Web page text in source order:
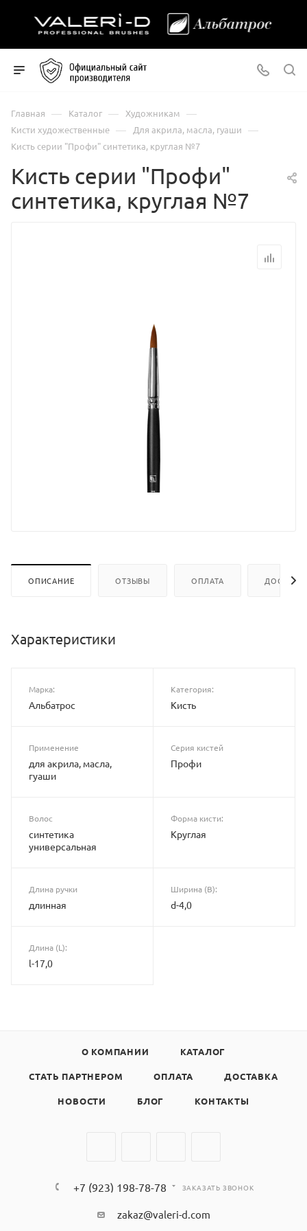
Главная — Каталог — Художникам —
Кисти художественные — Для акрила, масла, гуаши —
Кисть серии "Профи" синтетика, круглая №7
Кисть серии "Профи"
синтетика, круглая №7
ОПИСАНИЕ ОТЗЫВЫ ОПЛАТА
Характеристики
Марка:
Альбатрос
Категория:
Кисть
Применение
для акрила, масла,
гуаши
Серия кистей
Профи
Волос
синтетика
универсальная
Форма кисти:
Круглая
Длина ручки
длинная
Ширина (B):
d-4,0
Длина (L):
l-17,0
О КОМПАНИИ КАТАЛОГ
СТАТЬ ПАРТНЕРОМ ОПЛАТА ДОСТАВКА
НОВОСТИ БЛОГ КОНТАКТЫ
+7 (923) 198-78-78 ЗАКАЗАТЬ ЗВОНОК
zakaz@valeri-d.com